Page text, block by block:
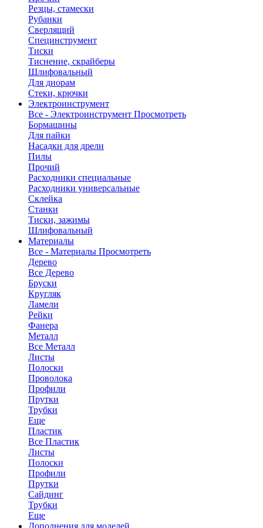
Резцы, стамески
Рубанки
Сверлящий
Специнструмент
Тиски
Тиснение, скрайберы
Шлифовальный
Для диорам
Стеки, крючки
Электроинструмент
Все - Электроинструмент Просмотреть
Бормашины
Для пайки
Насадки для дрели
Пилы
Прочий
Расходники специальные
Расходники универсальные
Склейка
Станки
Тиски, зажимы
Шлифовальный
Материалы
Все - Материалы Просмотреть
Дерево
Все Дерево
Бруски
Кругляк
Ламели
Рейки
Фанера
Металл
Все Металл
Листы
Полоски
Проволока
Профили
Прутки
Трубки
Еще
Пластик
Все Пластик
Листы
Полоски
Профили
Прутки
Сайдинг
Трубки
Еще
Дополнения для моделей